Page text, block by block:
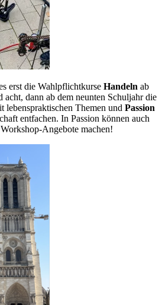
erst die Wahlpflichtkurse Handeln ab
acht, dann ab dem neunten Schuljahr die
lebenspraktischen Themen und Passion
entfachen. In Passion können auch
Angebote machen!